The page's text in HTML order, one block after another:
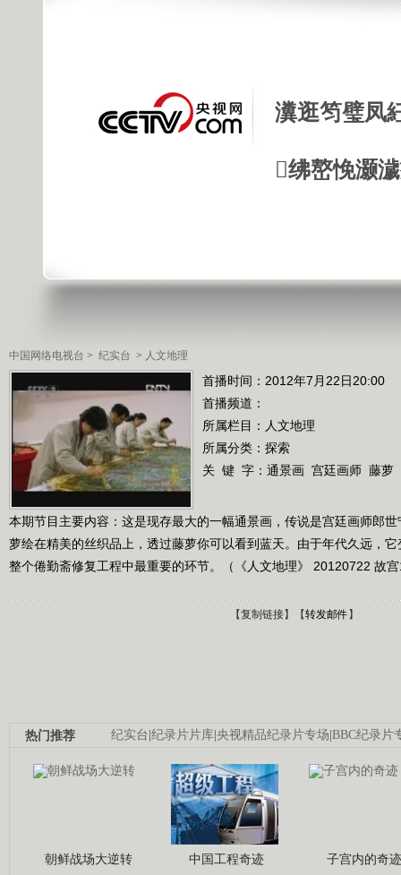
瀵逛笉璧凤
绋嶅悗灏
中国网络电视台 > 纪实台 > 人文地理
首播时间：2012年7月22日20:00
首播频道：
所属栏目： 人文地理
所属分类：探索
关 键 字： 通景画 宫廷画师 藤萝
本期节目主要内容：这是现存最大的一幅通景画，传说是宫廷画师郎
萝绘在精美的丝织品上，透过藤萝你可以看到蓝天。由于年代久远，
整个倦勤斋修复工程中最重要的环节。（《人文地理》 20120722 故
【复制链接】【转发邮件】
纪实台|纪录片片库|央视精品纪录片专场|BBC纪录片
热门推荐
朝鲜战场大逆转 中国工程奇迹 子宫内的奇迹